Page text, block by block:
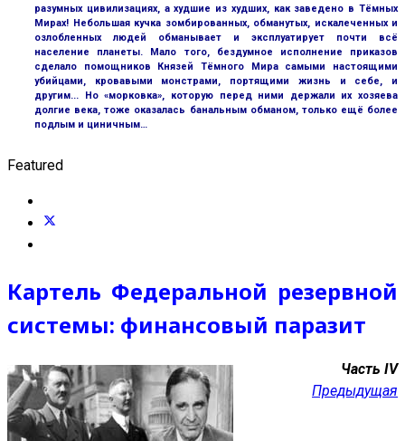
разумных цивилизациях, а худшие из худших, как заведено в Тёмных
Мирах! Небольшая кучка зомбированных, обманутых, искалеченных и
озлобленных людей обманывает и эксплуатирует почти всё
население планеты. Мало того, бездумное исполнение приказов
сделало помощников Князей Тёмного Мира самыми настоящими
убийцами, кровавыми монстрами, портящими жизнь и себе, и
другим... Но «морковка», которую перед ними держали их хозяева
долгие века, тоже оказалась банальным обманом, только ещё более
подлым и циничным…
Featured
Картель Федеральной резервной
системы: финансовый паразит
Часть IV
Предыдущая